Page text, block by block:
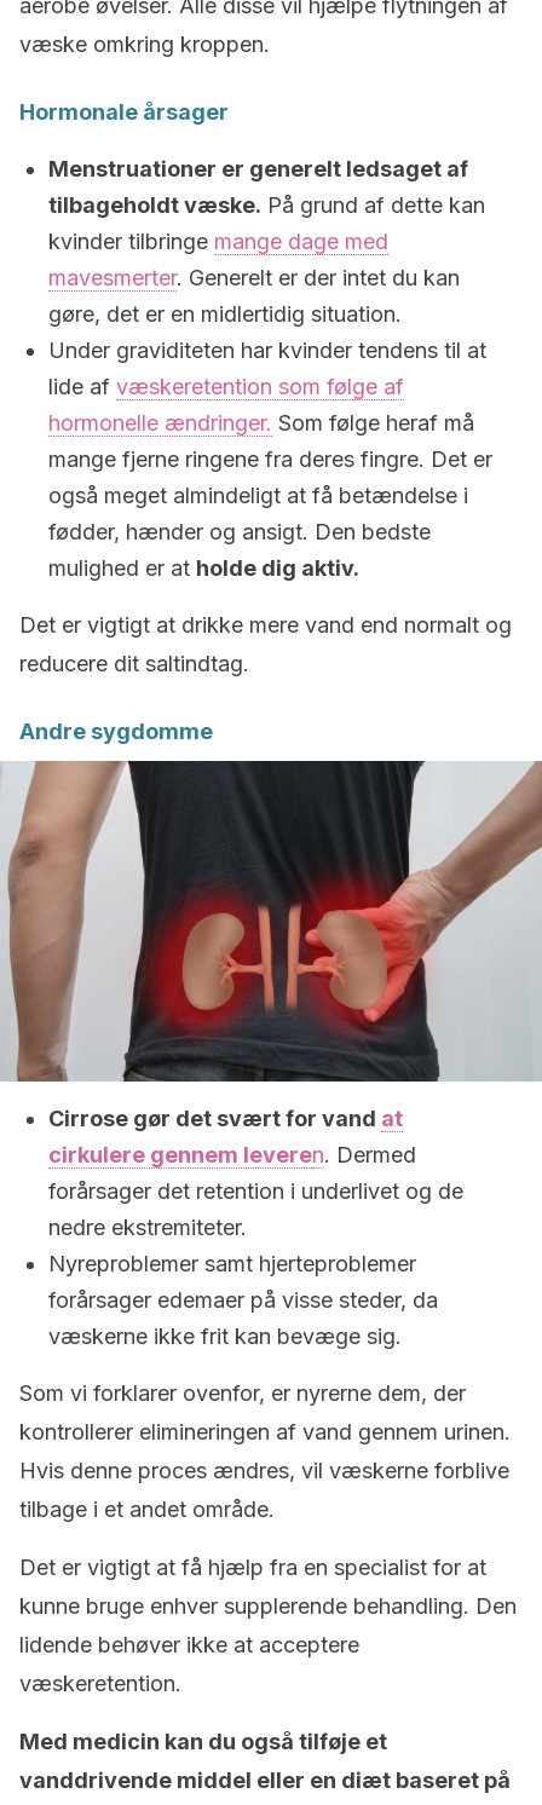
aerobe øvelser. Alle disse vil hjælpe flytningen af
væske omkring kroppen.
Hormonale årsager
Menstruationer er generelt ledsaget af
tilbageholdt væske. På grund af dette kan
kvinder tilbringe mange dage med
mavesmerter. Generelt er der intet du kan
gøre, det er en midlertidig situation.
Under graviditeten har kvinder tendens til at
lide af væskeretention som følge af
hormonelle ændringer. Som følge heraf må
mange fjerne ringene fra deres fingre. Det er
også meget almindeligt at få betændelse i
fødder, hænder og ansigt. Den bedste
mulighed er at holde dig aktiv.
Det er vigtigt at drikke mere vand end normalt og
reducere dit saltindtag.
Andre sygdomme
Cirrose gør det svært for vand at
cirkulere gennem leveren. Dermed
forårsager det retention i underlivet og de
nedre ekstremiteter.
Nyreproblemer samt hjerteproblemer
forårsager edemaer på visse steder, da
væskerne ikke frit kan bevæge sig.
Som vi forklarer ovenfor, er nyrerne dem, der
kontrollerer elimineringen af ​​vand gennem urinen.
Hvis denne proces ændres, vil væskerne forblive
tilbage i et andet område.
Det er vigtigt at få hjælp fra en specialist for at
kunne bruge enhver supplerende behandling. Den
lidende behøver ikke at acceptere
væskeretention.
Med medicin kan du også tilføje et
vanddrivende middel eller en diæt baseret på